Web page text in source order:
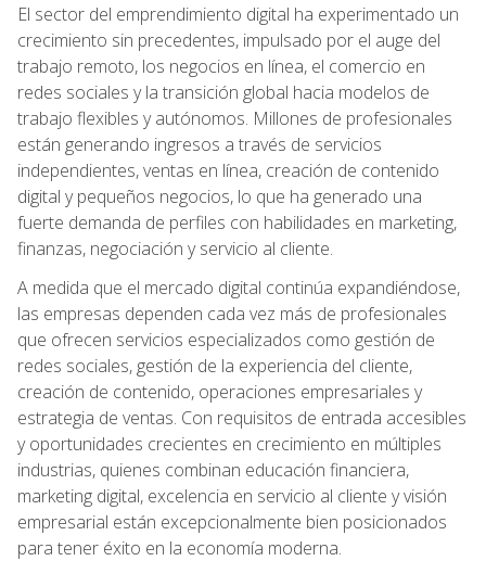
El sector del emprendimiento digital ha experimentado un
crecimiento sin precedentes, impulsado por el auge del
trabajo remoto, los negocios en línea, el comercio en
redes sociales y la transición global hacia modelos de
trabajo flexibles y autónomos. Millones de profesionales
están generando ingresos a través de servicios
independientes, ventas en línea, creación de contenido
digital y pequeños negocios, lo que ha generado una
fuerte demanda de perfiles con habilidades en marketing,
finanzas, negociación y servicio al cliente.
A medida que el mercado digital continúa expandiéndose,
las empresas dependen cada vez más de profesionales
que ofrecen servicios especializados como gestión de
redes sociales, gestión de la experiencia del cliente,
creación de contenido, operaciones empresariales y
estrategia de ventas. Con requisitos de entrada accesibles
y oportunidades crecientes en crecimiento en múltiples
industrias, quienes combinan educación financiera,
marketing digital, excelencia en servicio al cliente y visión
empresarial están excepcionalmente bien posicionados
para tener éxito en la economía moderna.